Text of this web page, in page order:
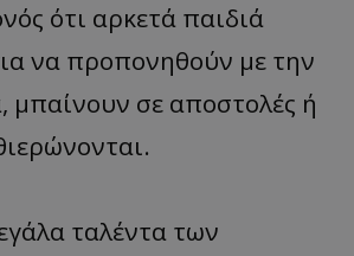
ότι αρκετά παιδιά
να προπονηθούν με την
σε αποστολές ή
ταλέντα των